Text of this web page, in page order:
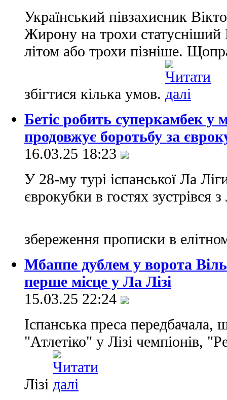
Український півзахисник
Жирону на трохи
літом або трохи пізніше.
збігтися кілька умов.
Бетіс робить суперкамбек у
продовжує боротьбу за
16.03.25 18:23
У 28-му турі іспанської Ла
єврокубки в гостях зустрівся
збереження прописки в
Мбаппе дублем у ворота
перше місце у Ла Лізі
15.03.25 22:24
Іспанська преса передбачала,
"Атлетіко" у Лізі чемпіонів,
Лізі